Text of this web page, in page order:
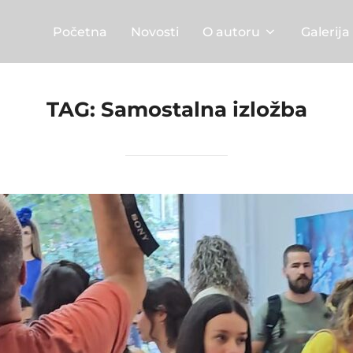
Početna Novosti O autoru Galerija
TAG: Samostalna izložba